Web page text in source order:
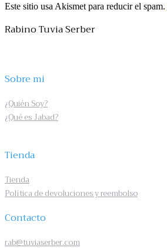
Este sitio usa Akismet para reducir el spam.
Rabino Tuvia Serber
Sobre mi
¿Quién Soy?
¿Qué es Jabad?
Tienda
Tienda
Política de devoluciones y reembolso
Contacto
rab@tuviaserber.com